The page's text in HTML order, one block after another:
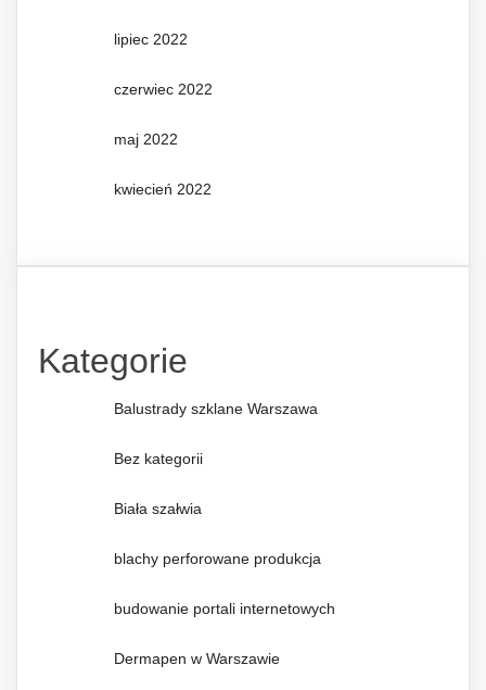
lipiec 2022
czerwiec 2022
maj 2022
kwiecień 2022
Kategorie
Balustrady szklane Warszawa
Bez kategorii
Biała szałwia
blachy perforowane produkcja
budowanie portali internetowych
Dermapen w Warszawie